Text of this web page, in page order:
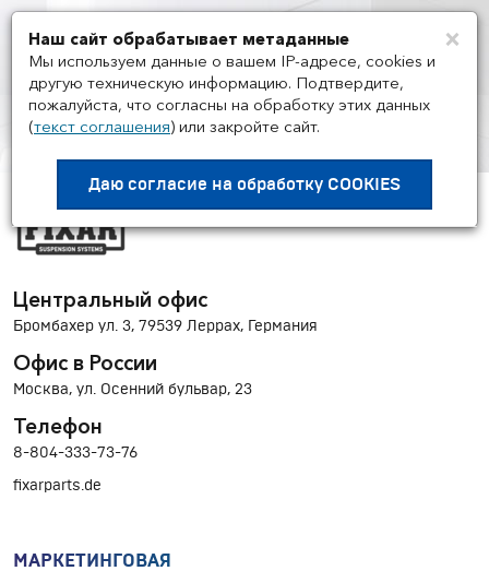
ПОСТАВЩИКИ/ FIXAR
Центральный офис
Бромбахер ул. 3, 79539 Леррах, Германия
Офис в России
Москва, ул. Осенний бульвар, 23
Телефон
8-804-333-73-76
fixarparts.de
МАРКЕТИНГОВАЯ
×
Наш сайт обрабатывает метаданные
Мы используем данные о вашем IP-адресе, cookies и
другую техническую информацию. Подтвердите,
пожалуйста, что согласны на обработку этих данных
(текст соглашения) или закройте сайт.
Даю согласие на обработку COOKIES